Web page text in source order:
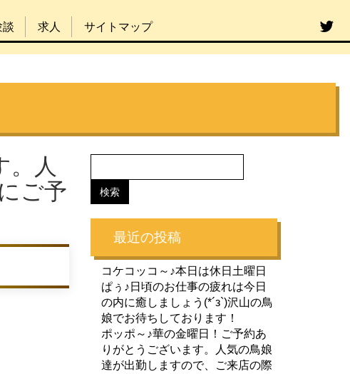
談 求人 サイトマップ
。人
ご予
最近の投稿
コケコッコ～♪本日は休日土曜日
ぱぅ♪日頃のお仕事の疲れは今日
の内に癒しましょう(*´з`)沢山の鳥
娘でお待ちしております！
ポッポ～♪華の金曜日！ご予約あ
りがとうございます。人気の鳥娘
達が出勤しますので、ご来店の際